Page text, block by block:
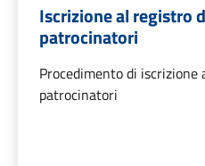
Iscrizione al registro
patrocinatori
Procedimento di
patrocinatori